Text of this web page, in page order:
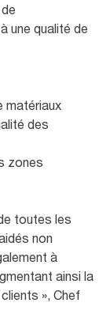
une qualité de
matériaux
des
zones
toutes les
non
à
ainsi la
», Chef